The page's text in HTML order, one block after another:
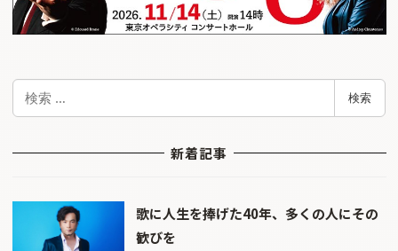
検
検索
新着記事
歌に人生を捧げた40年、多くの人にその
歓びを